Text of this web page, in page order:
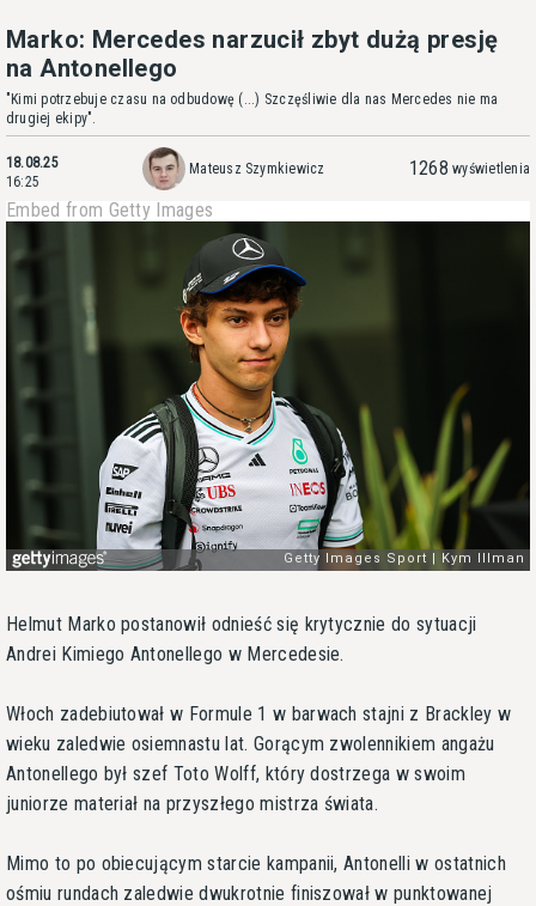
Marko: Mercedes narzucił zbyt dużą presję
na Antonellego
"Kimi potrzebuje czasu na odbudowę (...) Szczęśliwie dla nas Mercedes nie ma
drugiej ekipy".
18.08.25
16:25
Mateusz Szymkiewicz 1268 wyświetlenia
Embed from Getty Images
Helmut Marko postanowił odnieść się krytycznie do sytuacji
Andrei Kimiego Antonellego w Mercedesie.
Włoch zadebiutował w Formule 1 w barwach stajni z Brackley w
wieku zaledwie osiemnastu lat. Gorącym zwolennikiem angażu
Antonellego był szef Toto Wolff, który dostrzega w swoim
juniorze materiał na przyszłego mistrza świata.
Mimo to po obiecującym starcie kampanii, Antonelli w ostatnich
ośmiu rundach zaledwie dwukrotnie finiszował w punktowanej